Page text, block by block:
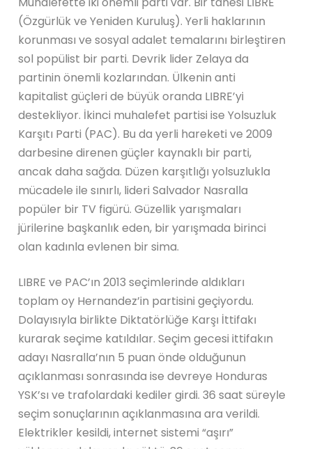
(Özgürlük ve Yeniden Kuruluş). Yerli haklarının
korunması ve sosyal adalet temalarını birleştiren
sol popülist bir parti. Devrik lider Zelaya da
partinin önemli kozlarından. Ülkenin anti
kapitalist güçleri de büyük oranda LIBRE’yi
destekliyor. İkinci muhalefet partisi ise Yolsuzluk
Karşıtı Parti (PAC). Bu da yerli hareketi ve 2009
darbesine direnen güçler kaynaklı bir parti,
ancak daha sağda. Düzen karşıtlığı yolsuzlukla
mücadele ile sınırlı, lideri Salvador Nasralla
popüler bir TV figürü. Güzellik yarışmaları
jürilerine başkanlık eden, bir yarışmada birinci
olan kadınla evlenen bir sima.
LIBRE ve PAC’ın 2013 seçimlerinde aldıkları
toplam oy Hernandez’in partisini geçiyordu.
Dolayısıyla birlikte Diktatörlüğe Karşı İttifakı
kurarak seçime katıldılar. Seçim gecesi ittifakın
adayı Nasralla’nın 5 puan önde olduğunun
açıklanması sonrasında ise devreye Honduras
YSK’sı ve trafolardaki kediler girdi. 36 saat süreyle
seçim sonuçlarının açıklanmasına ara verildi.
Elektrikler kesildi, internet sistemi “aşırı”